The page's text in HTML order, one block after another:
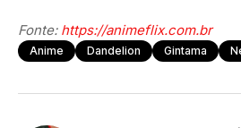
Fonte: https://animeflix.com.br
Anime Dandelion Gintama